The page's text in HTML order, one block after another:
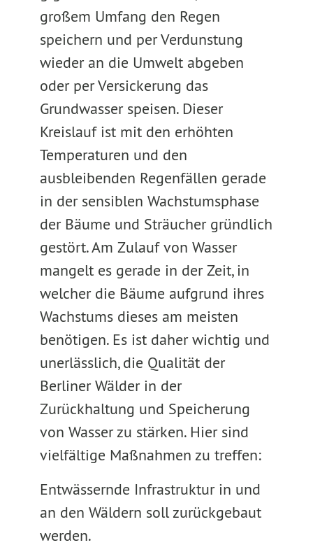
großem Umfang den Regen
speichern und per Verdunstung
wieder an die Umwelt abgeben
oder per Versickerung das
Grundwasser speisen. Dieser
Kreislauf ist mit den erhöhten
Temperaturen und den
ausbleibenden Regenfällen gerade
in der sensiblen Wachstumsphase
der Bäume und Sträucher gründlich
gestört. Am Zulauf von Wasser
mangelt es gerade in der Zeit, in
welcher die Bäume aufgrund ihres
Wachstums dieses am meisten
benötigen. Es ist daher wichtig und
unerlässlich, die Qualität der
Berliner Wälder in der
Zurückhaltung und Speicherung
von Wasser zu stärken. Hier sind
vielfältige Maßnahmen zu treffen:
Entwässernde Infrastruktur in und
an den Wäldern soll zurückgebaut
werden.